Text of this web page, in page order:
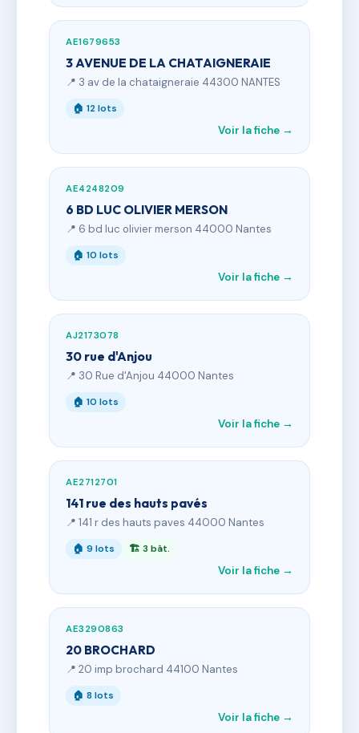
AE1679653
3 AVENUE DE LA CHATAIGNERAIE
📍 3 av de la chataigneraie 44300 NANTES
🏠 12 lots
Voir la fiche →
AE4248209
6 BD LUC OLIVIER MERSON
📍 6 bd luc olivier merson 44000 Nantes
🏠 10 lots
Voir la fiche →
AJ2173078
30 rue d'Anjou
📍 30 Rue d'Anjou 44000 Nantes
🏠 10 lots
Voir la fiche →
AE2712701
141 rue des hauts pavés
📍 141 r des hauts paves 44000 Nantes
🏠 9 lots 🏗 3 bât.
Voir la fiche →
AE3290863
20 BROCHARD
📍 20 imp brochard 44100 Nantes
🏠 8 lots
Voir la fiche →